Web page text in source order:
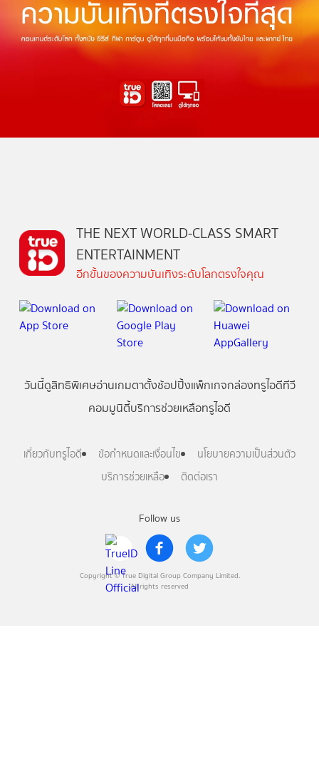
Follow us
Copyright © True Digital Group Company Limited.
All rights reserved
THE NEXT WORLD-CLASS SMART
ENTERTAINMENT
อีกขั้นของความบันเทิงระดับโลกตรงใจคุณ
วันนี้ดูสิทธิพิเศษอ่านเกมตาตั้งช้อปปิ้งแพ็กเกจกล่องทรูไอดีทีวี
คอมมูนิตี้บริการช่วยเหลือทรูไอดี
เกี่ยวกับทรูไอดี ข้อกำหนดและเงื่อนไข
นโยบายความเป็นส่วนตัว
บริการช่วยเหลือ
ติดต่อเรา